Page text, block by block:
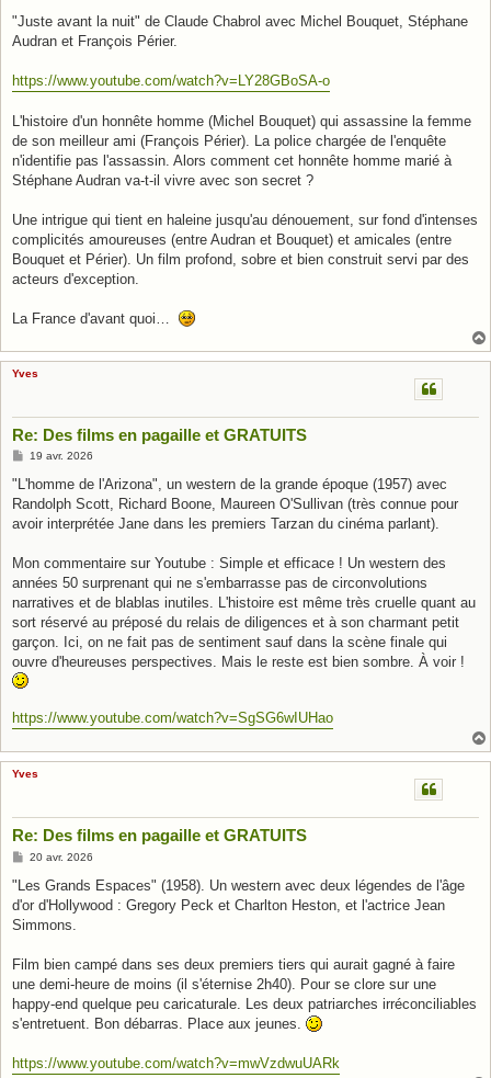
s
a
"Juste avant la nuit" de Claude Chabrol avec Michel Bouquet, Stéphane
Audran et François Périer.
https://www.youtube.com/watch?v=LY28GBoSA-o
L'histoire d'un honnête homme (Michel Bouquet) qui assassine la femme
de son meilleur ami (François Périer). La police chargée de l'enquête
n'identifie pas l'assassin. Alors comment cet honnête homme marié à
Stéphane Audran va-t-il vivre avec son secret ?
Une intrigue qui tient en haleine jusqu'au dénouement, sur fond d'intenses
complicités amoureuses (entre Audran et Bouquet) et amicales (entre
Bouquet et Périer). Un film profond, sobre et bien construit servi par des
acteurs d'exception.
La France d'avant quoi…
Yves
Re: Des films en pagaille et GRATUITS
M
s
a
g
19 avr. 2026
"L'homme de l'Arizona", un western de la grande époque (1957) avec
Randolph Scott, Richard Boone, Maureen O'Sullivan (très connue pour
avoir interprétée Jane dans les premiers Tarzan du cinéma parlant).
Mon commentaire sur Youtube : Simple et efficace ! Un western des
années 50 surprenant qui ne s'embarrasse pas de circonvolutions
narratives et de blablas inutiles. L'histoire est même très cruelle quant au
sort réservé au préposé du relais de diligences et à son charmant petit
garçon. Ici, on ne fait pas de sentiment sauf dans la scène finale qui
ouvre d'heureuses perspectives. Mais le reste est bien sombre. À voir !
https://www.youtube.com/watch?v=SgSG6wIUHao
Yves
Re: Des films en pagaille et GRATUITS
M
s
a
g
20 avr. 2026
"Les Grands Espaces" (1958). Un western avec deux légendes de l'âge
d'or d'Hollywood : Gregory Peck et Charlton Heston, et l'actrice Jean
Simmons.
Film bien campé dans ses deux premiers tiers qui aurait gagné à faire
une demi-heure de moins (il s'éternise 2h40). Pour se clore sur une
happy-end quelque peu caricaturale. Les deux patriarches irréconciliables
s'entretuent. Bon débarras. Place aux jeunes.
https://www.youtube.com/watch?v=mwVzdwuUARk